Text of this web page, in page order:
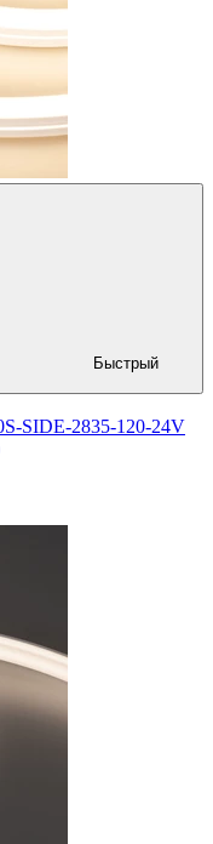
Быстрый
SIDE-2835-120-24V